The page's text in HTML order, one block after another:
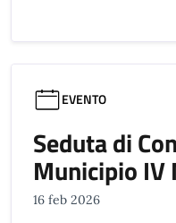
EVENTO
Seduta di
Municipio IV
16 feb 2026